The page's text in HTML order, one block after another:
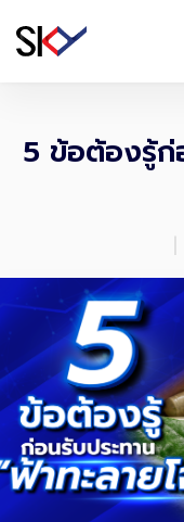
5 ข้อต้องรู้ก่
|